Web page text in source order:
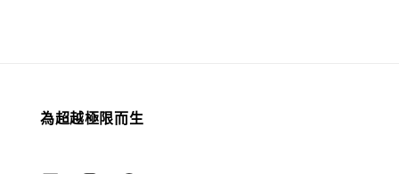
為超越極限而生